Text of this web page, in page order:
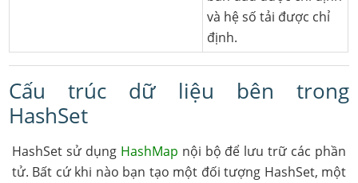
và hệ số tải được chỉ
định.
Cấu trúc dữ liệu bên trong
HashSet
HashSet sử dụng HashMap nội bộ để lưu trữ các phần
tử. Bất cứ khi nào bạn tạo một đối tượng HashSet, một